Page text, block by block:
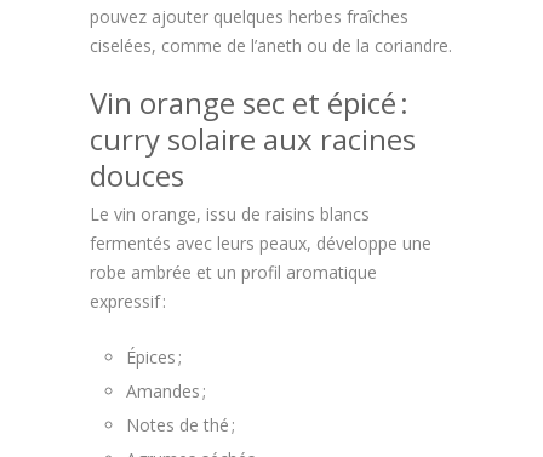
pouvez ajouter quelques herbes fraîches
ciselées, comme de l’aneth ou de la coriandre.
Vin orange sec et épicé :
curry solaire aux racines
douces
Le vin orange, issu de raisins blancs
fermentés avec leurs peaux, développe une
robe ambrée et un profil aromatique
expressif :
Épices ;
Amandes ;
Notes de thé ;